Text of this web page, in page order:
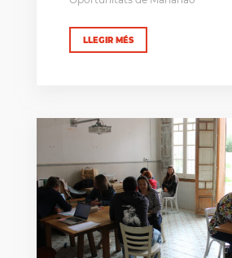
LLEGIR MÉS